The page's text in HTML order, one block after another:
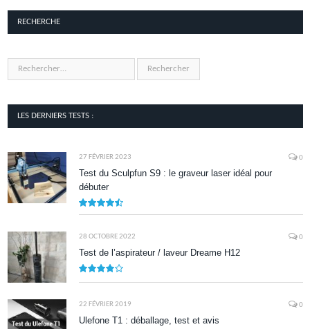
RECHERCHE
LES DERNIERS TESTS :
27 FÉVRIER 2023 0
Test du Sculpfun S9 : le graveur laser idéal pour
débuter
28 OCTOBRE 2022 0
Test de l’aspirateur / laveur Dreame H12
22 FÉVRIER 2019 0
Ulefone T1 : déballage, test et avis